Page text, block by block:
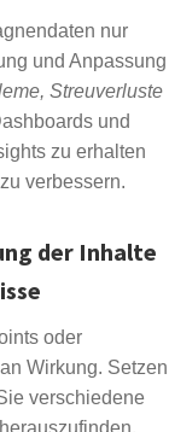
nur
und Anpassung
Streuverluste
und
zu erhalten
verbessern.
der Inhalte
oder
Wirkung. Setzen
verschiedene